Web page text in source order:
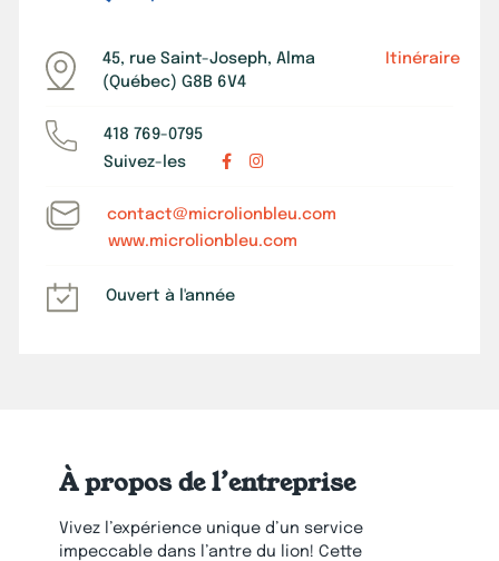
45, rue Saint-Joseph, Alma
(Québec) G8B 6V4
Itinéraire
418 769-0795
Suivez-les
contact@microlionbleu.com
www.microlionbleu.com
Ouvert à l'année
À propos de l’entreprise
Vivez l’expérience unique d’un service
impeccable dans l’antre du lion! Cette